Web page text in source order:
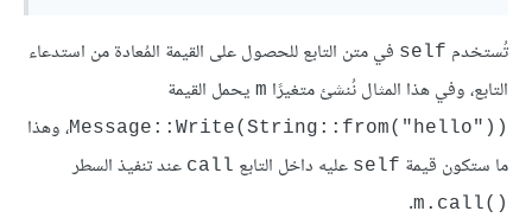
تُستخدم self في متن التابع للحصول على القيمة المُعادة من استدعاء
التابع، وفي هذا المثال نُنشئ متغيرًا m يحمل القيمة
Message::Write(String::from("hello"))‎، وهذا
ما ستكون قيمة self عليه داخل التابع call عند تنفيذ السطر
m.call()‎
.